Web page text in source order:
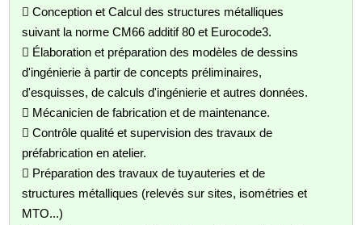
 Conception et Calcul des structures métalliques
suivant la norme CM66 additif 80 et Eurocode3.
 Élaboration et préparation des modèles de dessins
d'ingénierie à partir de concepts préliminaires,
d'esquisses, de calculs d'ingénierie et autres données.
 Mécanicien de fabrication et de maintenance.
 Contrôle qualité et supervision des travaux de
préfabrication en atelier.
 Préparation des travaux de tuyauteries et de
structures métalliques (relevés sur sites, isométries et
MTO...)